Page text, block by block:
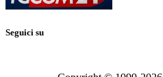
Seguici su